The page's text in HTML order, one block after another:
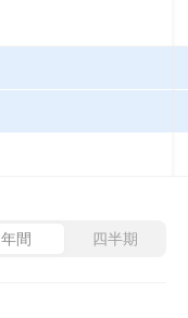
年間 四半期